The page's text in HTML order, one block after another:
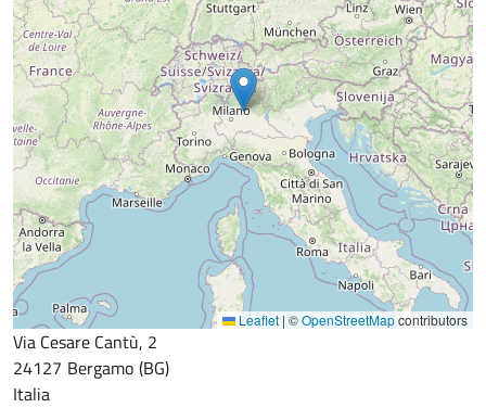
Leaflet | ©OpenStreetMapcontributors
Via Cesare Cantù, 2
24127 Bergamo BG
Italia